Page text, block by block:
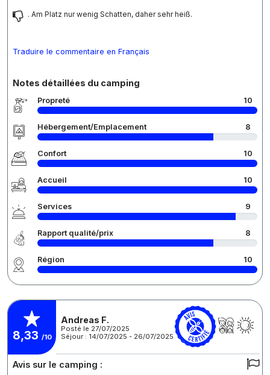
. Am Platz nur wenig Schatten, daher sehr heiß.
Traduire le commentaire en Français
Notes détaillées du camping
Propreté 10
Hébergement/Emplacement 8
Confort 10
Accueil 10
Services 9
Rapport qualité/prix 8
Région 10
8,33 /10
Andreas F.
Posté le 27/07/2025
Séjour : 14/07/2025 - 26/07/2025
Avis sur le camping :